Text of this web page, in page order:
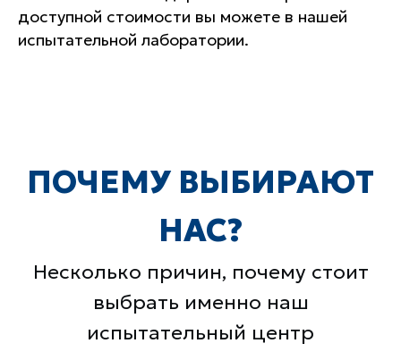
доступной стоимости вы можете в нашей
испытательной лаборатории.
Контроль на каждом этапе